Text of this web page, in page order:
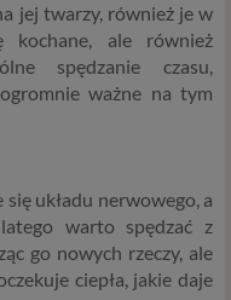
jej twarzy, również je w
ale również
spędzanie czasu,
ważne na tym
układu nerwowego, a
warto spędzać z
go nowych rzeczy, ale
ciepła, jakie daje